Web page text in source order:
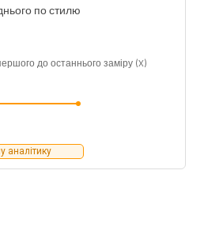
по стилю
до останнього заміру (X)
аналітику